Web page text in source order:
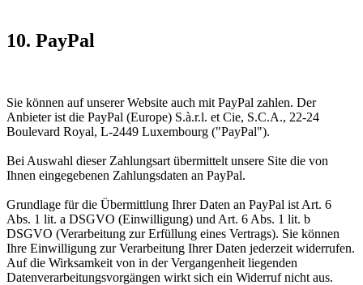
10. PayPal
Sie können auf unserer Website auch mit PayPal zahlen. Der
Anbieter ist die PayPal (Europe) S.à.r.l. et Cie, S.C.A., 22-24
Boulevard Royal, L-2449 Luxembourg ("PayPal").
Bei Auswahl dieser Zahlungsart übermittelt unsere Site die von
Ihnen eingegebenen Zahlungsdaten an PayPal.
Grundlage für die Übermittlung Ihrer Daten an PayPal ist Art. 6
Abs. 1 lit. a DSGVO (Einwilligung) und Art. 6 Abs. 1 lit. b
DSGVO (Verarbeitung zur Erfüllung eines Vertrags). Sie können
Ihre Einwilligung zur Verarbeitung Ihrer Daten jederzeit widerrufen.
Auf die Wirksamkeit von in der Vergangenheit liegenden
Datenverarbeitungsvorgängen wirkt sich ein Widerruf nicht aus.